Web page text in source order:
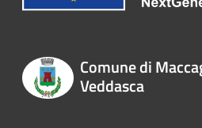
Comune di
Veddasca